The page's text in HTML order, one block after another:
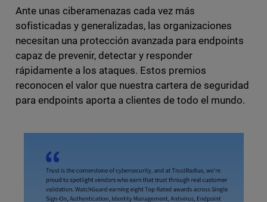
Ante unas ciberamenazas cada vez más
sofisticadas y generalizadas, las organizaciones
necesitan una protección avanzada para endpoints
capaz de prevenir, detectar y responder
rápidamente a los ataques. Estos premios
reconocen el valor que nuestra cartera de seguridad
para endpoints aporta a clientes de todo el mundo.